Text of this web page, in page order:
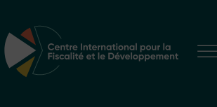
Navigation principale